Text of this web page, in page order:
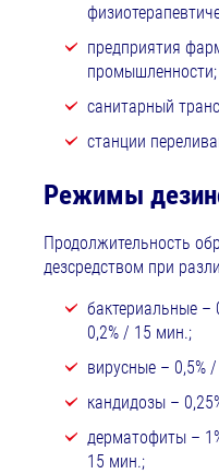
предприятия
промышленности;
санитарный
станции
Режимы
Продолжительность
дезсредством при
бактериальные –
0,2% / 15 мин.;
вирусные – 0,5%
кандидозы –
дерматофиты –
15 мин.;